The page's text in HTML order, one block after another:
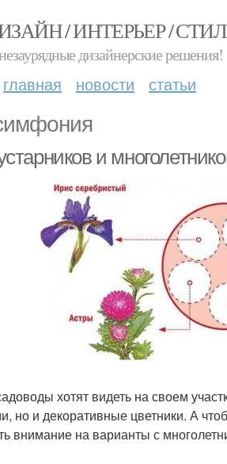
/ ИНТЕРЬЕР /
дизайнерские решения!
главная новости статьи
и
хотят видеть на своем
но и декоративные цветники. А
внимание на варианты с